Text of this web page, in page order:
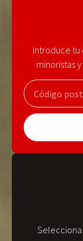
Introduce tu
minoristas
Selecciona